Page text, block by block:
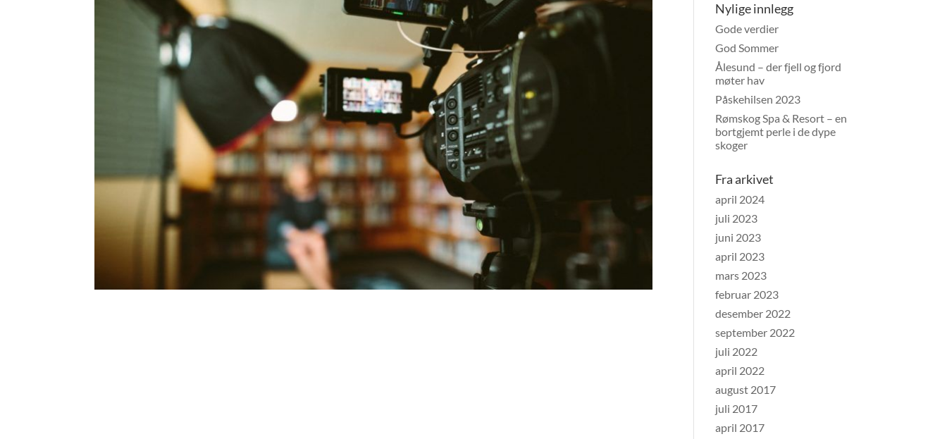
Nylige innlegg
Gode verdier
God Sommer
Ålesund – der fjell og fjord
møter hav
Påskehilsen 2023
Rømskog Spa & Resort – en
bortgjemt perle i de dype
skoger
Fra arkivet
april 2024
juli 2023
juni 2023
april 2023
mars 2023
februar 2023
desember 2022
september 2022
juli 2022
april 2022
august 2017
juli 2017
april 2017